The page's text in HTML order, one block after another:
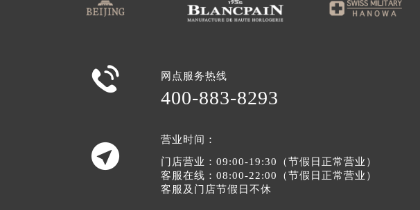
 网点服务热线
400-883-8293

营业时间：
门店营业：09:00-19:30（节假日正常营业）
客服在线：08:00-22:00（节假日正常营业）
客服及门店节假日不休